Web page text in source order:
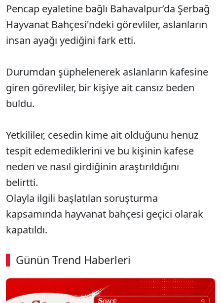
Pencap eyaletine bağlı Bahavalpur’da Şerbağ
Hayvanat Bahçesi'ndeki görevliler, aslanların
insan ayağı yediğini fark etti.
Durumdan şüphelenerek aslanların kafesine
giren görevliler, bir kişiye ait cansız beden
buldu.
Yetkililer, cesedin kime ait olduğunu henüz
tespit edemediklerini ve bu kişinin kafese
neden ve nasıl girdiğinin araştırıldığını
belirtti.
Olayla ilgili başlatılan soruşturma
kapsamında hayvanat bahçesi geçici olarak
kapatıldı.
Günün Trend Haberleri
00:02 / 02:14
Sesi Aç